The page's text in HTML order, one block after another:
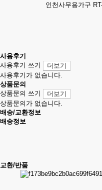
인천사무용가구
사용후기
사용후기 쓰기
더보기
사용후기가 없습니다.
상품문의
상품문의 쓰기
더보기
상품문의가 없습니다.
배송/교환정보
배송정보
교환/반품